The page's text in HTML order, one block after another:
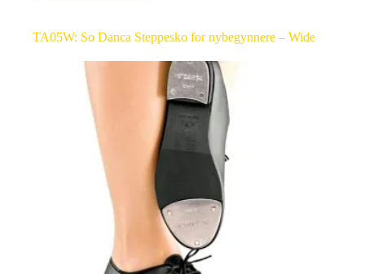
TA05W: So Danca Steppesko for nybegynnere – Wide